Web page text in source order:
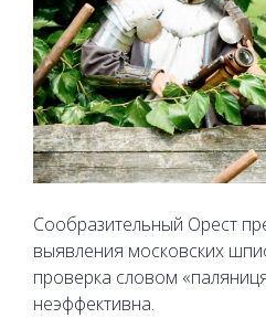
Сообразительный Орест
выявления московских
проверка словом
неэффективна.